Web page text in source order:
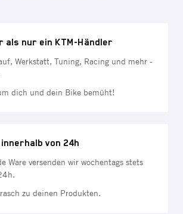
als nur ein KTM-Händler
Werkstatt, Tuning, Racing und mehr -
dich und dein Bike bemüht!
von 24h
Ware versenden wir wochentags stets
zu deinen Produkten.